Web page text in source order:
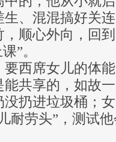
生、混混搞好关
顺心外向，回
”。
西席女儿的体
共享的，如故
扔进垃圾桶；
耐劳头”，测试